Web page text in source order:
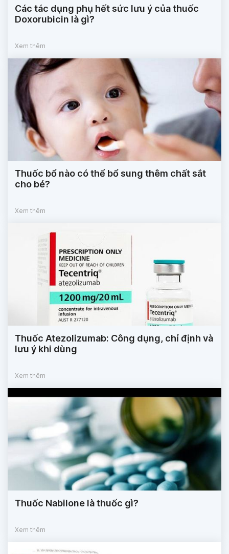
Các tác dụng phụ hết sức lưu ý của thuốc
Doxorubicin là gì?
Xem thêm
Thuốc bổ nào có thể bổ sung thêm chất sắt
cho bé?
Xem thêm
Thuốc Atezolizumab: Công dụng, chỉ định và
lưu ý khi dùng
Xem thêm
Thuốc Nabilone là thuốc gì?
Xem thêm